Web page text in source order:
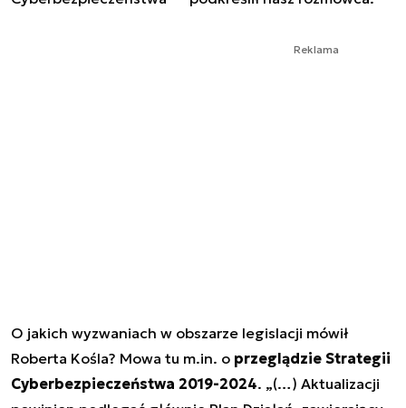
Reklama
O jakich wyzwaniach w obszarze legislacji mówił
Roberta Kośla? Mowa tu m.in. o przeglądzie Strategii
Cyberbezpieczeństwa 2019-2024. „(…) Aktualizacji